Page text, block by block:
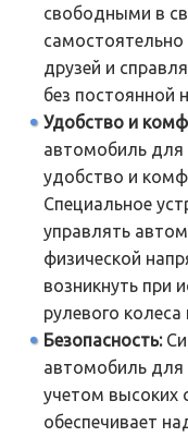
свободными в
друзей и
без постоянной
Удобство и
автомобиль для
удобство и
Специальное
управлять
физической
возникнуть при
рулевого колеса
Безопасность:
автомобиль для
учетом высоких
обеспечивает